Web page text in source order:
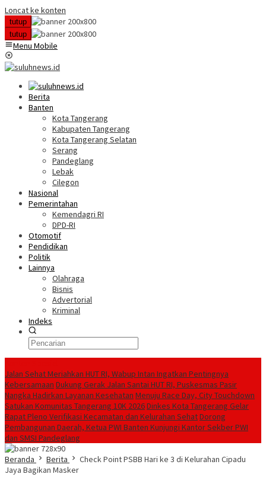
Loncat ke konten
tutup
tutup
Menu Mobile
Berita
Banten
Kota Tangerang
Kabupaten Tangerang
Kota Tangerang Selatan
Serang
Pandeglang
Lebak
Cilegon
Nasional
Pemerintahan
Kemendagri RI
DPD-RI
Otomotif
Pendidikan
Politik
Lainnya
Olahraga
Bisnis
Advertorial
Kriminal
Indeks
Jalan Sehat Meriahkan HUT RI, Wabup Intan Ingatkan Pentingnya
Kebersamaan Dukung Gerak Jalan Santai HUT RI, Puskesmas Pasir
Nangka Hadirkan Layanan Kesehatan Menuju Race Day, City Touchdown
Satukan Komunitas Tangerang 10K 2026Dinkes Kota Tangerang Gelar
Rapat Pleno Verifikasi Kecamatan dan Kelurahan SehatDorong
Pembangunan Daerah, Ketua PWI Banten Kunjungi Kantor Sekber PWI
dan SMSI Pandeglang
Beranda
Berita
Check Point PSBB Hari ke 3 di Kelurahan Cipadu
Jaya Bagikan Masker